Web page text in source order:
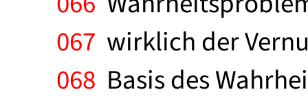
067 wirklich der
068 Basis des